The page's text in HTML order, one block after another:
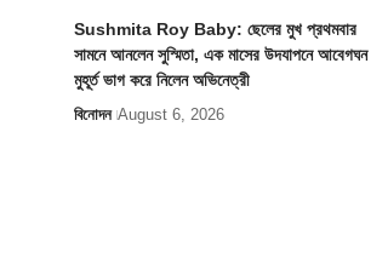
Sushmita Roy Baby: ছেলের মুখ প্রথমবার
সামনে আনলেন সুস্মিতা, এক মাসের উদযাপনে আবেগঘন
মুহূর্ত ভাগ করে নিলেন অভিনেত্রী
বিনোদন August 6, 2026